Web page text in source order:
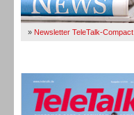
» Newsletter TeleTalk-Compact